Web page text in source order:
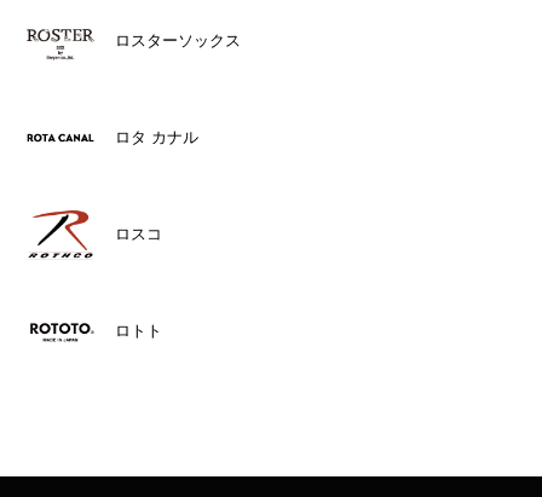
ロスターソックス
ロタ カナル
ロスコ
ロトト